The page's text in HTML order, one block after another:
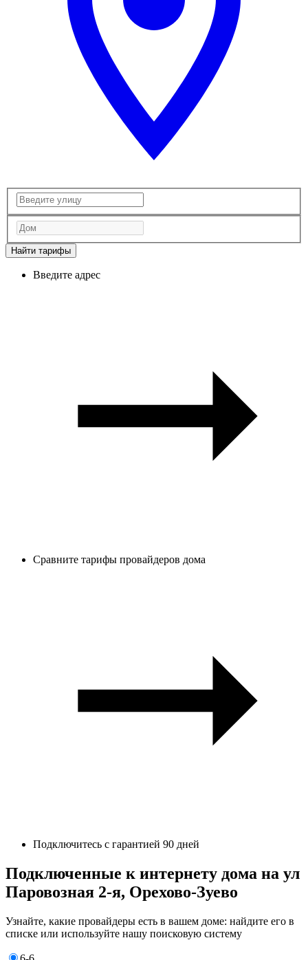
Найти тарифы
Введите адрес
Сравните тарифы провайдеров дома
Подключитесь с гарантией 90 дней
Подключенные к интернету дома на ул
Паровозная 2-я, Орехово-Зуево
Узнайте, какие провайдеры есть в вашем доме: найдите его в
списке или используйте нашу поисковую систему